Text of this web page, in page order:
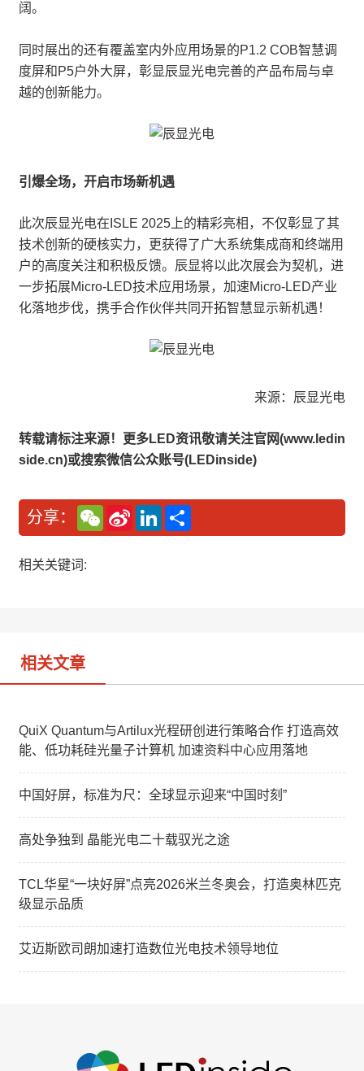
阔。
同时展出的还有覆盖室内外应用场景的P1.2 COB智慧调
度屏和P5户外大屏，彰显辰显光电完善的产品布局与卓
越的创新能力。
引爆全场，开启市场新机遇
此次辰显光电在ISLE 2025上的精彩亮相，不仅彰显了其
技术创新的硬核实力，更获得了广大系统集成商和终端用
户的高度关注和积极反馈。辰显将以此次展会为契机，进
一步拓展Micro-LED技术应用场景，加速Micro-LED产业
化落地步伐，携手合作伙伴共同开拓智慧显示新机遇！
来源：辰显光电
转载请标注来源！更多LED资讯敬请关注官网(www.ledin
side.cn)或搜索微信公众账号(LEDinside)
分享：
W
e
C
S
n
L
n
相关关键词:
相关文章
QuiX Quantum与Artilux光程研创进行策略合作 打造高效
能、低功耗硅光量子计算机 加速资料中心应用落地
中国好屏，标准为尺：全球显示迎来“中国时刻”
高处争独到 晶能光电二十载驭光之途
TCL华星“一块好屏”点亮2026米兰冬奥会，打造奥林匹克
级显示品质
艾迈斯欧司朗加速打造数位光电技术领导地位